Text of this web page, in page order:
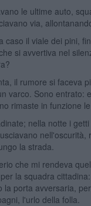
le ultime auto,
via,
caso il viale dei pini,
si avvertiva nel
il rumore si faceva
varco. Sono entrato:
rimaste in funzione
nella notte i
nell'oscurità,
la strada.
che mi rendeva
la squadra
la porta avversaria,
l'urlo della folla.